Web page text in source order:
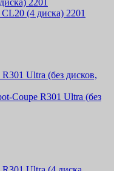
(4 диска) 2201
Coupe R301 Ultra (без